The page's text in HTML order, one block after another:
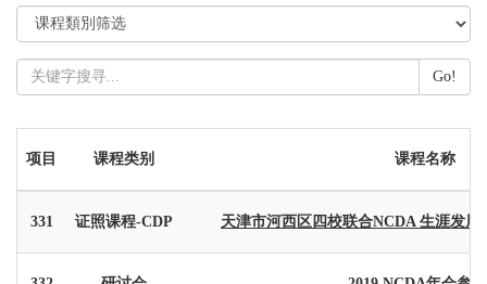
Go!
项目 课程类别 课程名称
331 证照课程-CDP 天津市河西区四校联合NCDA 生涯发展